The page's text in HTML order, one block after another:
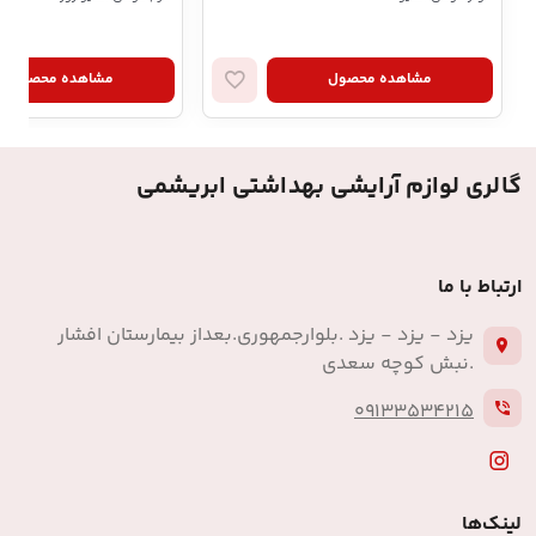
مشاهده محصول مشاهده محصول
گالری لوازم آرایشی بهداشتی ابریشمی
ارتباط با ما
یزد - یزد - یزد .بلوارجمهوری.بعداز بیمارستان افشار
.نبش کوچه سعدی
09133534215
لینک‌ها